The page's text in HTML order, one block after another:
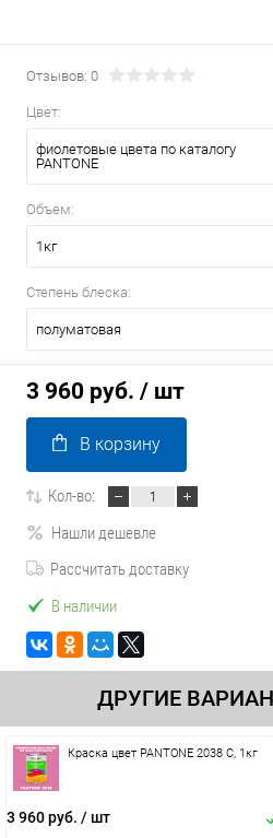
Отзывов: 0
Цвет:
фиолетовые цвета по каталогу
PANTONE
Объем:
1кг
Степень блеска:
полуматовая
3 960 руб. / шт
В корзину
Кол-во:
Нашли дешевле
Рассчитать доставку
В наличии
ДРУГИЕ
Краска цвет PANTONE 2038 C, 1кг
3 960 руб. / шт